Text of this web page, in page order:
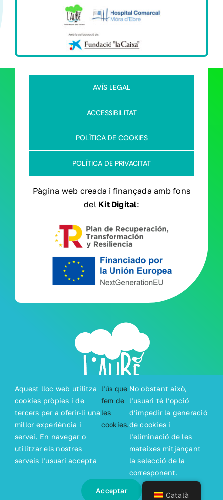
AVÍS LEGAL
ACCESSIBILITAT
POLÍTICA DE COOKIES
POLÍTICA DE PRIVACITAT
Pàgina web creada i finançada amb fons
del Kit Digital:
© Copyright 2024 - 2024| Creat perCRC
| Tots els drets reservats | Dissenyat
per
OPTIM STUDIO Català
Aquest lloc web utilitza
cookies pròpies i de
tercers per a oferir-li una
millor experiència i
servei. En navegar o
utilitzar els nostres
serveis l’usuari accepta
l’ús que
fem de
les
cookies.
No obstant això,
l’usuari té l’opció
d’impedir la generació
de cookies i
l’eliminació de les
mateixes mitjançant
la selecció de la
corresponent.
Acceptar